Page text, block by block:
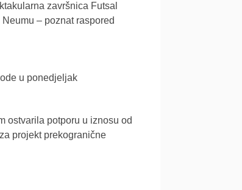
završnica Futsal
– poznat raspored
u ponedjeljak
ostvarila potporu u iznosu od
projekt prekogranične